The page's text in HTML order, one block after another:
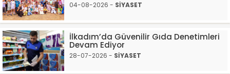
04-08-2026 - SİYASET
İlkadım’da Güvenilir Gıda Denetimleri
Devam Ediyor
28-07-2026 - SİYASET